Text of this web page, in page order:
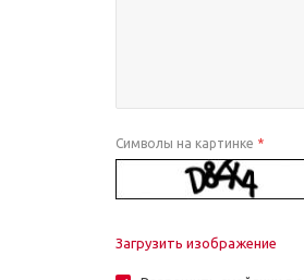
Символы на картинке *
Загрузить изображение